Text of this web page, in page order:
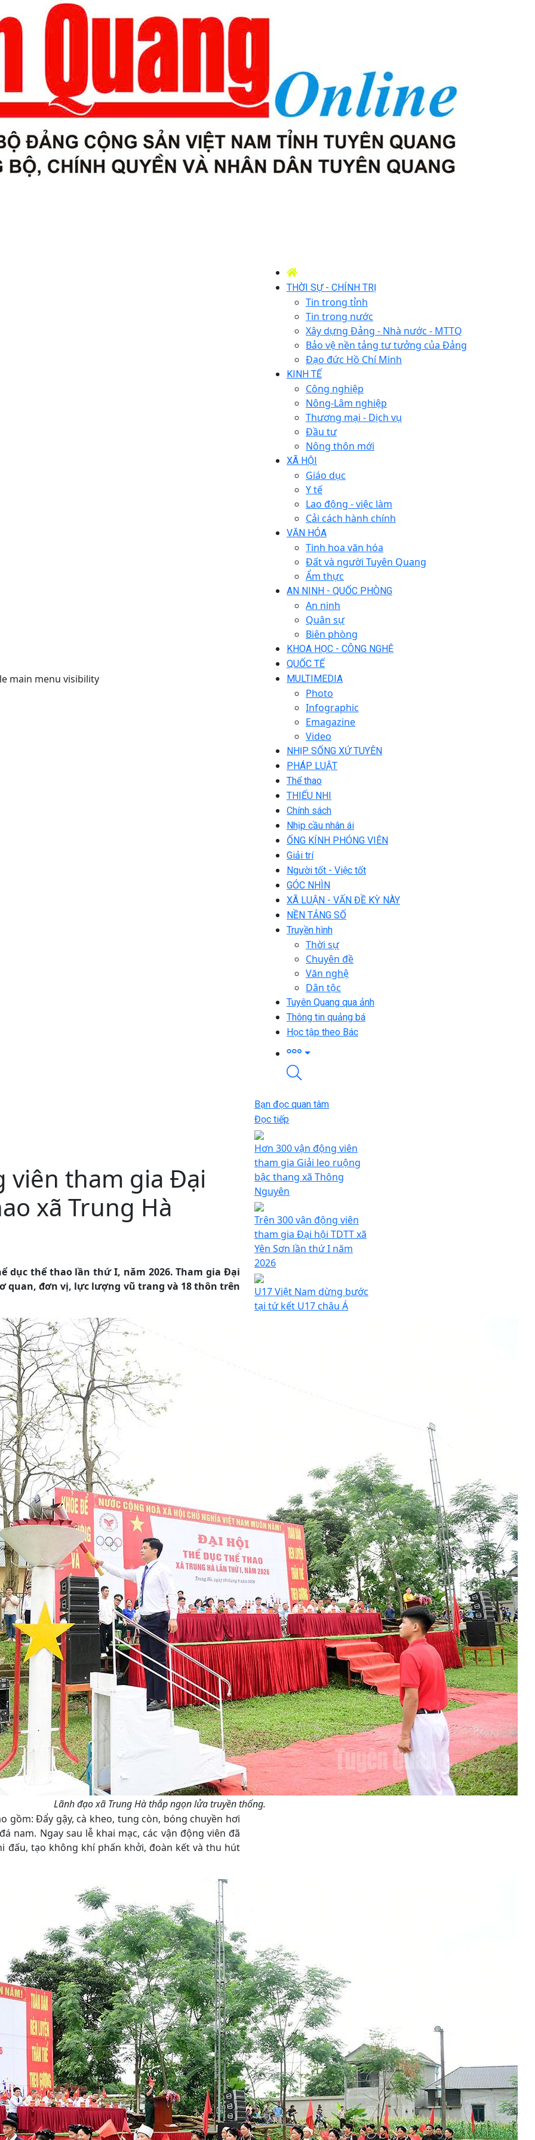
main menu visibility
THỜI SỰ - CHÍNH TRỊ
Tin trong tỉnh
Tin trong nước
Xây dựng Đảng - Nhà nước - MTTQ
Bảo vệ nền tảng tư tưởng của Đảng
Đạo đức Hồ Chí Minh
KINH TẾ
Công nghiệp
Nông-Lâm nghiệp
Thương mại - Dịch vụ
Đầu tư
Nông thôn mới
XÃ HỘI
Giáo dục
Y tế
Lao động - việc làm
Cải cách hành chính
VĂN HÓA
Tinh hoa văn hóa
Đất và người Tuyên Quang
Ẩm thực
AN NINH - QUỐC PHÒNG
An ninh
Quân sự
Biên phòng
KHOA HỌC - CÔNG NGHỆ
QUỐC TẾ
MULTIMEDIA
Photo
Infographic
Emagazine
Video
NHỊP SỐNG XỨ TUYÊN
PHÁP LUẬT
Thể thao
THIẾU NHI
Chính sách
Nhịp cầu nhân ái
ỐNG KÍNH PHÓNG VIÊN
Giải trí
Người tốt - Việc tốt
GÓC NHÌN
XÃ LUẬN - VẤN ĐỀ KỲ NÀY
NỀN TẢNG SỐ
Truyền hình
Thời sự
Chuyên đề
Văn nghệ
Dân tộc
Tuyên Quang qua ảnh
Thông tin quảng bá
Học tập theo Bác
viên tham gia Đại
xã Trung Hà
dục thể thao lần thứ I, năm 2026. Tham gia Đại
quan, đơn vị, lực lượng vũ trang và 18 thôn trên
Lãnh đạo xã Trung Hà thắp ngọn lửa truyền thống.
gồm: Đẩy gậy, cà kheo, tung còn, bóng chuyền hơi
nam. Ngay sau lễ khai mạc, các vận động viên đã
đấu, tạo không khí phấn khởi, đoàn kết và thu hút
Bạn đọc quan tâm
Đọc tiếp
Hơn 300 vận động viên
tham gia Giải leo ruộng
bậc thang xã Thông
Nguyên
Trên 300 vận động viên
tham gia Đại hội TDTT xã
Yên Sơn lần thứ I năm
2026
U17 Việt Nam dừng bước
tại tứ kết U17 châu Á